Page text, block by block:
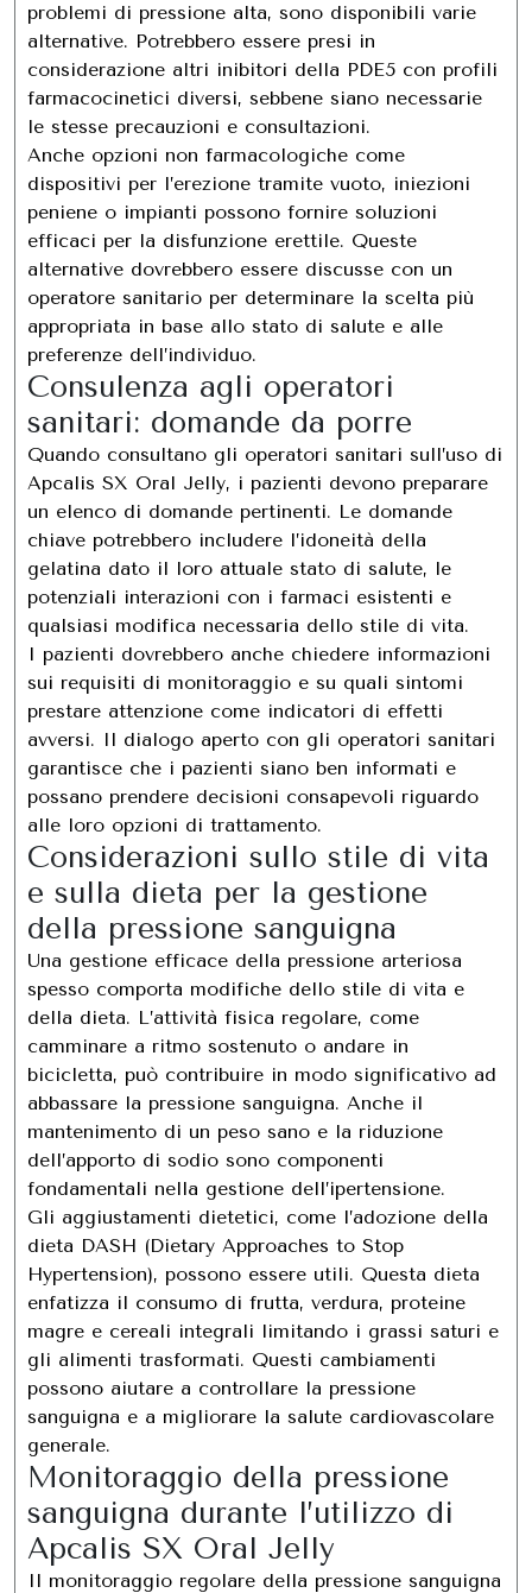
problemi di pressione alta, sono disponibili varie
alternative. Potrebbero essere presi in
considerazione altri inibitori della PDE5 con profili
farmacocinetici diversi, sebbene siano necessarie
le stesse precauzioni e consultazioni.
Anche opzioni non farmacologiche come
dispositivi per l’erezione tramite vuoto, iniezioni
peniene o impianti possono fornire soluzioni
efficaci per la disfunzione erettile. Queste
alternative dovrebbero essere discusse con un
operatore sanitario per determinare la scelta più
appropriata in base allo stato di salute e alle
preferenze dell’individuo.
Consulenza agli operatori
sanitari: domande da porre
Quando consultano gli operatori sanitari sull’uso di
Apcalis SX Oral Jelly, i pazienti devono preparare
un elenco di domande pertinenti. Le domande
chiave potrebbero includere l’idoneità della
gelatina dato il loro attuale stato di salute, le
potenziali interazioni con i farmaci esistenti e
qualsiasi modifica necessaria dello stile di vita.
I pazienti dovrebbero anche chiedere informazioni
sui requisiti di monitoraggio e su quali sintomi
prestare attenzione come indicatori di effetti
avversi. Il dialogo aperto con gli operatori sanitari
garantisce che i pazienti siano ben informati e
possano prendere decisioni consapevoli riguardo
alle loro opzioni di trattamento.
Considerazioni sullo stile di vita
e sulla dieta per la gestione
della pressione sanguigna
Una gestione efficace della pressione arteriosa
spesso comporta modifiche dello stile di vita e
della dieta. L’attività fisica regolare, come
camminare a ritmo sostenuto o andare in
bicicletta, può contribuire in modo significativo ad
abbassare la pressione sanguigna. Anche il
mantenimento di un peso sano e la riduzione
dell’apporto di sodio sono componenti
fondamentali nella gestione dell’ipertensione.
Gli aggiustamenti dietetici, come l’adozione della
dieta DASH (Dietary Approaches to Stop
Hypertension), possono essere utili. Questa dieta
enfatizza il consumo di frutta, verdura, proteine ​​
magre e cereali integrali limitando i grassi saturi e
gli alimenti trasformati. Questi cambiamenti
possono aiutare a controllare la pressione
sanguigna e a migliorare la salute cardiovascolare
generale.
Monitoraggio della pressione
sanguigna durante l’utilizzo di
Apcalis SX Oral Jelly
Il monitoraggio regolare della pressione sanguigna